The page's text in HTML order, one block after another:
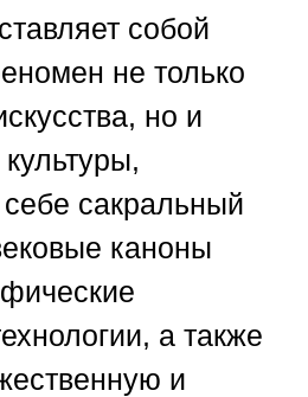
собой
не только
но и
сакральный
каноны
а также
и